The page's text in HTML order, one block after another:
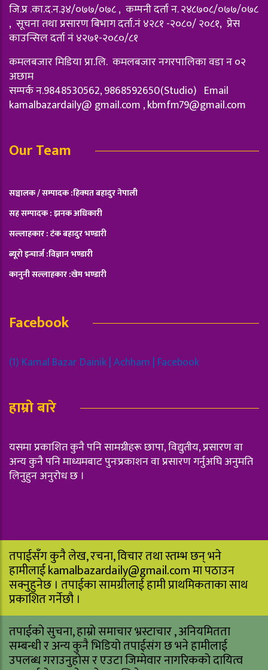
जि.प्र .का.द.न.३४/०७७/०७८ , कम्पनी दर्ता न‌. २४८७०८/०७७/०७८
, सूचना तथा प्रसारण बिभाग दर्ता.नं ४२८१ -२०८०/ २०८१, प्रेस
काउन्सिल दर्ता नं ४२७१-२०८०/८१
कमलबजार मिडिया प्रा.लि. कमलबजार नगरपालिका वडा न‌ ०२
अछाम
सम्पर्क न.9848530562, 9868592650(Studio) Email
kamalbazardaily@ gmail.com ,kbmfm79@gmail.com
Our Team
सञ्चालक / सम्पादक :हिक्मत बहादुर नेपाली
सह सम्पादक : झनक अधिकारी
सल्लाहकार : टंक बहादुर भण्डारी
ब्यूरो इन्चार्ज :विज्ञान भण्डारी
कानुनी सल्लाहकार :खेम भण्डारी
Facebook
(1) Kamal Bazar Dainik | Achham | Facebook
हाम्रो बारे
यसमा प्रकाशित कुनै पनि सामग्रीहरू छापा, विद्युतीय, प्रसारण वा
अन्य कुनै पनि माध्यमबाट पुनःप्रकाशन वा प्रसारण गर्नुअघि अनुमति
लिनुहुन अनुरोध छ ।
तपाईसँग कुनै लेख, रचना, विचार तथा स्तम्भ छन् भने
हामीलाईkamalbazardaily@gmail.comमा पठाउन
सक्नुहुनेछ । तपाईका सामग्रीलाई हामी प्राथमिकताका साथ
प्रकाशित गर्नेछौ ।
तपाईको सुचना, हाम्रो समाचार भ्रस्टाचार , अनियमितता
सम्बन्धी र अन्य कुनै भिडियो तपाईसंग छ भने हामीलाई
उपलब्ध गराउनुहोस र एउटा जिम्मेवार नागरिकको दायित्व